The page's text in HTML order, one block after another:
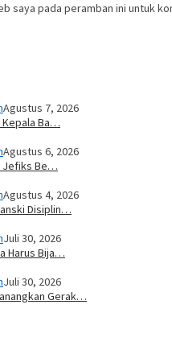
saya pada peramban ini untuk
Agustus 7, 2026
Kepala Ba…
Agustus 6, 2026
Jefiks Be…
Agustus 4, 2026
Disiplin…
Juli 30, 2026
Harus Bija…
Juli 30, 2026
Gerak…